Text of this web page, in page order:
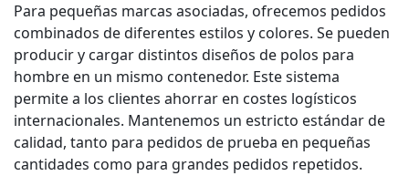
Para pequeñas marcas asociadas, ofrecemos pedidos
combinados de diferentes estilos y colores. Se pueden
producir y cargar distintos diseños de polos para
hombre en un mismo contenedor. Este sistema
permite a los clientes ahorrar en costes logísticos
internacionales. Mantenemos un estricto estándar de
calidad, tanto para pedidos de prueba en pequeñas
cantidades como para grandes pedidos repetidos.